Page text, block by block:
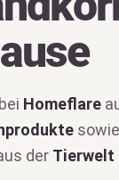
Homeflare
der Tierwelt